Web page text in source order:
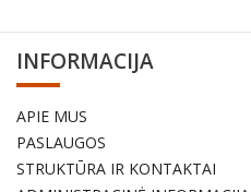
INFORMACIJA
APIE MUS
PASLAUGOS
STRUKTŪRA IR KONTAKTAI